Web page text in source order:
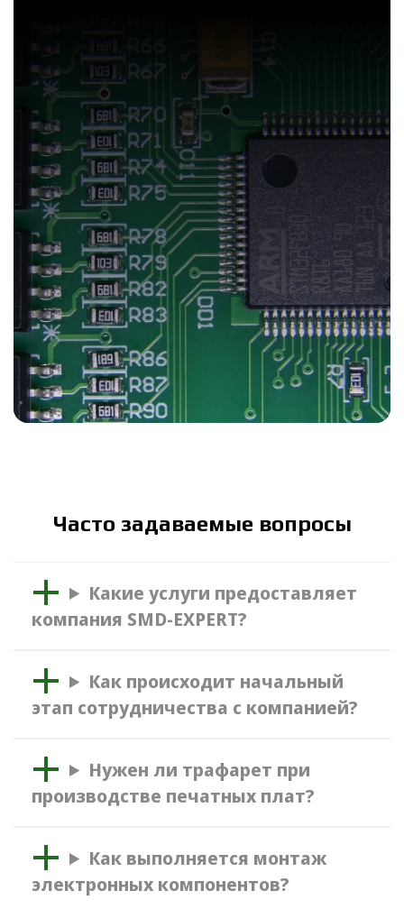
Часто задаваемые вопросы
Какие услуги предоставляет
компания SMD-EXPERT?
Как происходит начальный
этап сотрудничества с компанией?
Нужен ли трафарет при
производстве печатных плат?
Как выполняется монтаж
электронных компонентов?